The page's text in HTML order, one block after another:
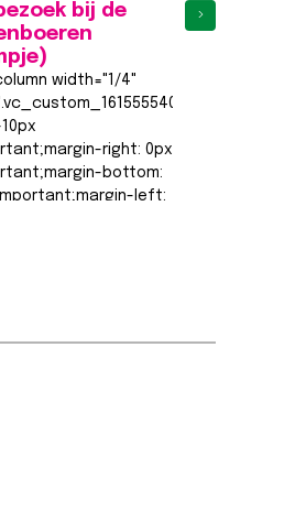
bij de
width="1/4"
right: 0px
bottom:
left:
›